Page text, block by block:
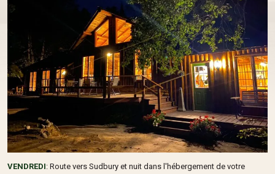
VENDREDI: Route vers Sudbury et nuit dans l'hébergement de votre